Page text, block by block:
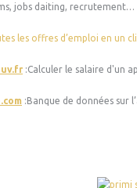
jobs daiting, recrutement…
les offres d’emploi en un
:Calculer le salaire d'un
:Banque de données sur